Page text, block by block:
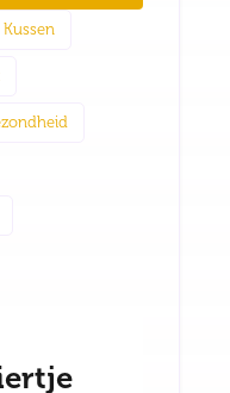
Kussen